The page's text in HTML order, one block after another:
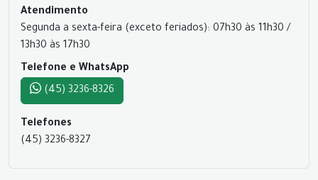
Atendimento
Segunda a sexta-feira (exceto feriados): 07h30 às 11h30 /
13h30 às 17h30
Telefone e WhatsApp
(45) 3236-8326
Telefones
(45) 3236-8327